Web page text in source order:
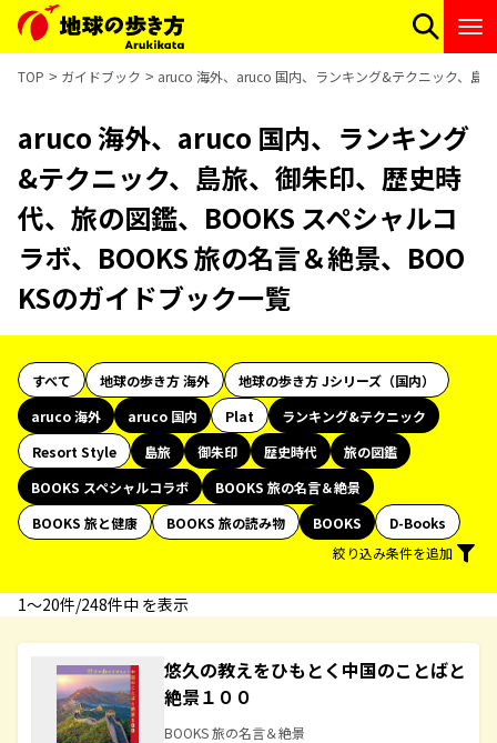
TOP ガイドブック aruco 海外、aruco 国内、ランキング&テクニック、島
aruco 海外、aruco 国内、ランキング
&テクニック、島旅、御朱印、歴史時
代、旅の図鑑、BOOKS スペシャルコ
ラボ、BOOKS 旅の名言＆絶景、BOO
KSのガイドブック一覧
すべて 地球の歩き方 海外
地球の歩き方 Jシリーズ（国内）
aruco 海外
aruco 国内 Plat
ランキング&テクニック
Resort Style
島旅 御朱印 歴史時代
旅の図鑑
BOOKS スペシャルコラボ
BOOKS 旅の名言＆絶景
BOOKS 旅と健康
BOOKS 旅の読み物 BOOKS
D-Books
絞り込み条件を追加
1〜20件/248件中 を表示
悠久の教えをひもとく中国のことばと
絶景１００
BOOKS 旅の名言＆絶景